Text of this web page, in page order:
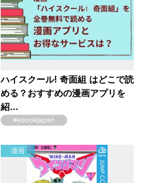
ハイスクール! 奇面組 はどこで読
める？おすすめの漫画アプリを
紹…
#ebookjapan
漫画